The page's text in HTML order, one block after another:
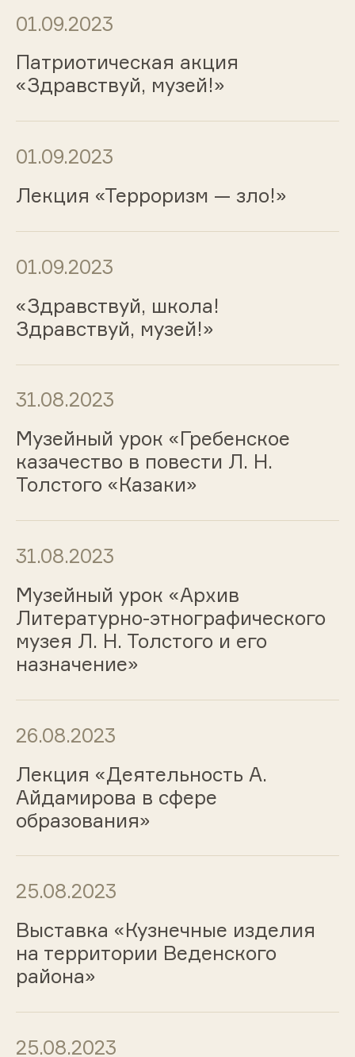
01.09.2023
Патриотическая акция
«Здравствуй, музей!»
01.09.2023
Лекция «Терроризм — зло!»
01.09.2023
«Здравствуй, школа!
Здравствуй, музей!»
31.08.2023
Музейный урок «Гребенское
казачество в повести Л. Н.
Толстого «Казаки»
31.08.2023
Музейный урок «Архив
Литературно-этнографического
музея Л. Н. Толстого и его
назначение»
26.08.2023
Лекция «Деятельность А.
Айдамирова в сфере
образования»
25.08.2023
Выставка «Кузнечные изделия
на территории Веденского
района»
25.08.2023